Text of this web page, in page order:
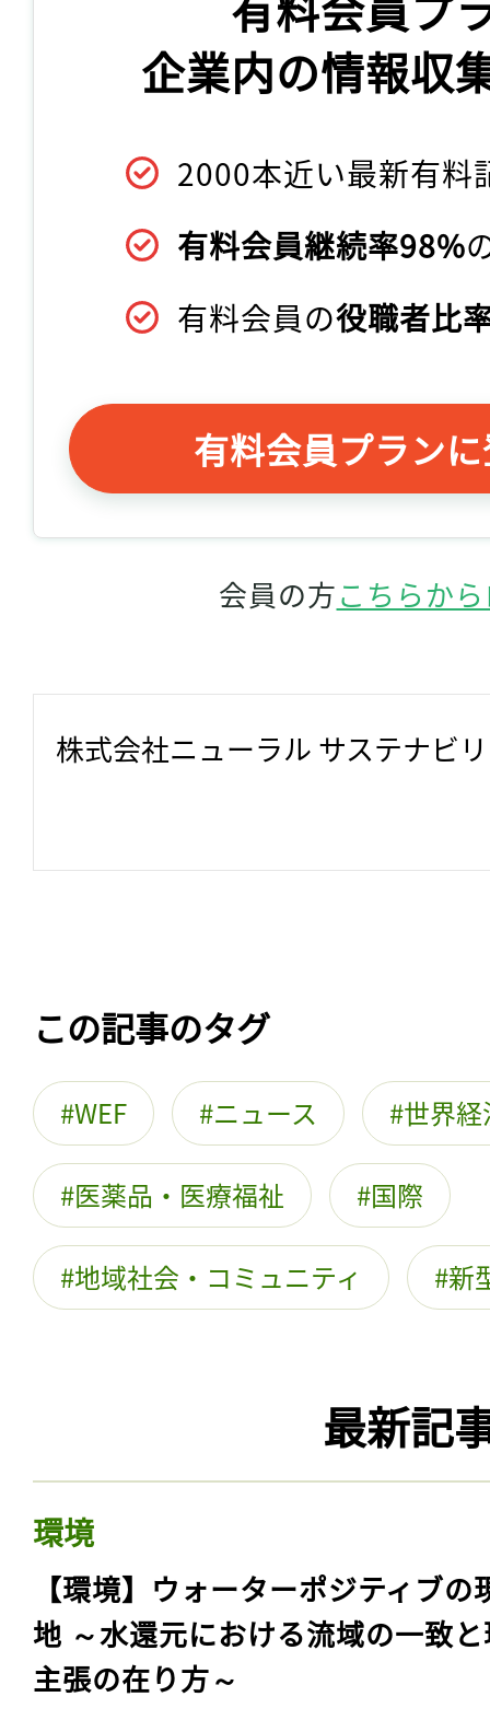
企業内の情報収
2000本近い最新有料
有料会員継続率98%
有料会員の役職者比
有料会員プラン
会員の方こちらか
株式会社ニューラル サステナビ
この記事のタグ
WEF ニュース 世界
医薬品・医療福祉 国際
地域社会・コミュニティ 新
最新記
環境
【環境】ウォーターポジティブの
地 ～水還元における流域の一致
主張の在り方～